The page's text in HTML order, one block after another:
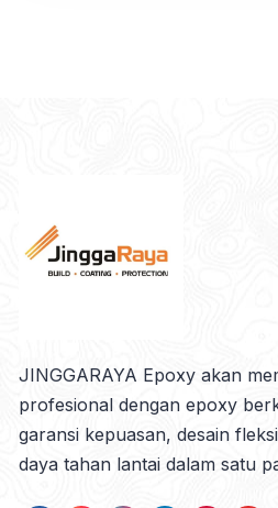
JINGGARAYA Epoxy akan
profesional dengan epoxy
garansi kepuasan, desain
daya tahan lantai dalam satu